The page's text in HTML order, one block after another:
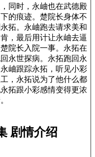
同时，永岫也在武德殿
的痕迹。楚院长身体不
拓。永岫跑去请求美和
，最后用计让永岫去逼
院长入院一事。永拓在
永世探病。永拓跑回永
岫跟踪永拓，听见小彩
，永拓说为了他什么都
拓跟小彩感情变得更浓
剧情介绍